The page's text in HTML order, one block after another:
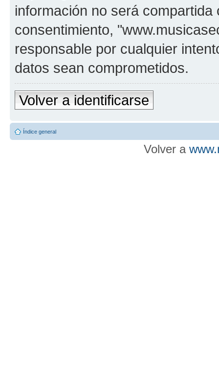
información no será
consentimiento,
responsable por cualquier
datos sean comprometidos.
Volver a identificarse
Índice general
Volver a